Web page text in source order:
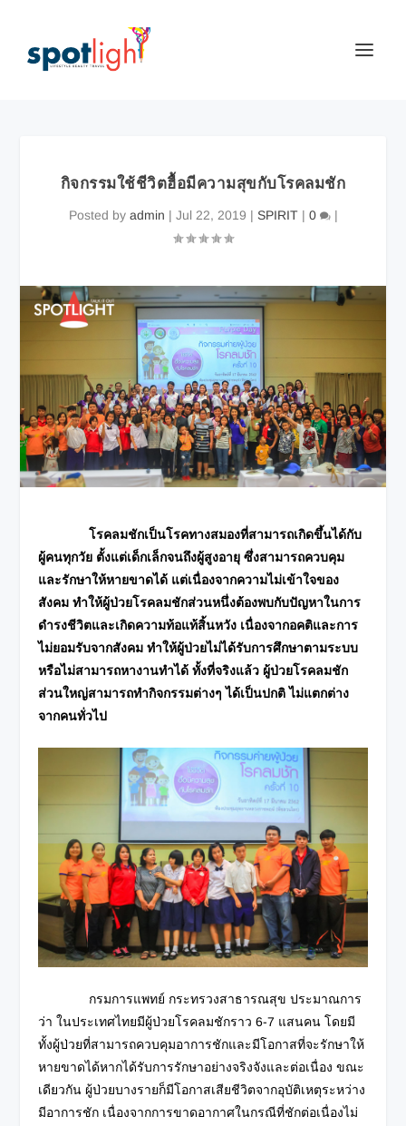
กิจกรรมใช้ชีวิตฮื้อมีความสุขกับโรคลมชัก
Posted by admin | Jul 22, 2019 | SPIRIT| 0 |
โรคลมชักเป็นโรคทางสมองที่สามารถเกิดขึ้นได้กับ
ผู้คนทุกวัย ตั้งแต่เด็กเล็กจนถึงผู้สูงอายุ ซึ่งสามารถควบคุม
และรักษาให้หายขาดได้ แต่เนื่องจากความไม่เข้าใจของ
สังคม ทำให้ผู้ป่วยโรคลมชักส่วนหนึ่งต้องพบกับปัญหาในการ
ดำรงชีวิตและเกิดความท้อแท้สิ้นหวัง เนื่องจากอคติและการ
ไม่ยอมรับจากสังคม ทำให้ผู้ป่วยไม่ได้รับการศึกษาตามระบบ
หรือไม่สามารถหางานทำได้ ทั้งที่จริงแล้ว ผู้ป่วยโรคลมชัก
ส่วนใหญ่สามารถทำกิจกรรมต่างๆ ได้เป็นปกติ ไม่แตกต่าง
จากคนทั่วไป
กรมการแพทย์ กระทรวงสาธารณสุข ประมาณการ
ว่า ในประเทศไทยมีผู้ป่วยโรคลมชักราว 6-7 แสนคน โดยมี
ทั้งผู้ป่วยที่สามารถควบคุมอาการชักและมีโอกาสที่จะรักษาให้
หายขาดได้หากได้รับการรักษาอย่างจริงจังและต่อเนื่อง ขณะ
เดียวกัน ผู้ป่วยบางรายก็มีโอกาสเสียชีวิตจากอุบัติเหตุระหว่าง
มีอาการชัก เนื่องจากการขาดอากาศในกรณีที่ชักต่อเนื่องไม่